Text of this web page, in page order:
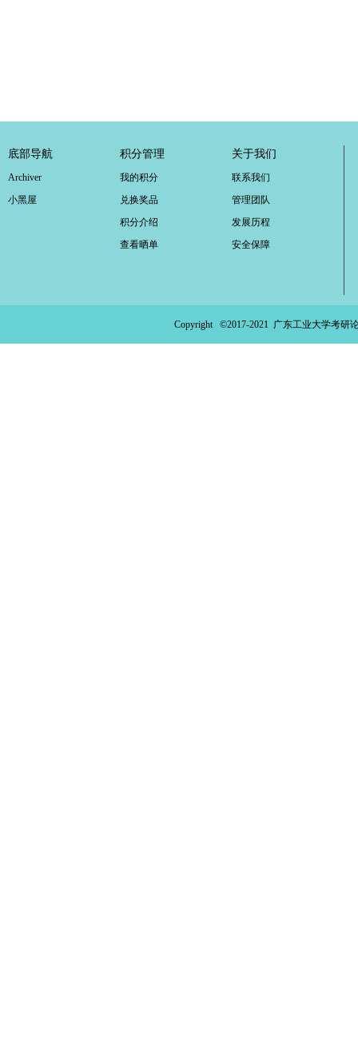
底部导航
Archiver
小黑屋
积分管理
我的积分
兑换奖品
积分介绍
查看晒单
关于我们
联系我们
管理团队
发展历程
安全保障
Copyright ©2017-2021 广东工业大学考研